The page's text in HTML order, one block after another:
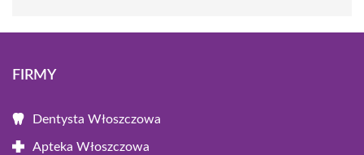
FIRMY
Dentysta Włoszczowa
Apteka Włoszczowa